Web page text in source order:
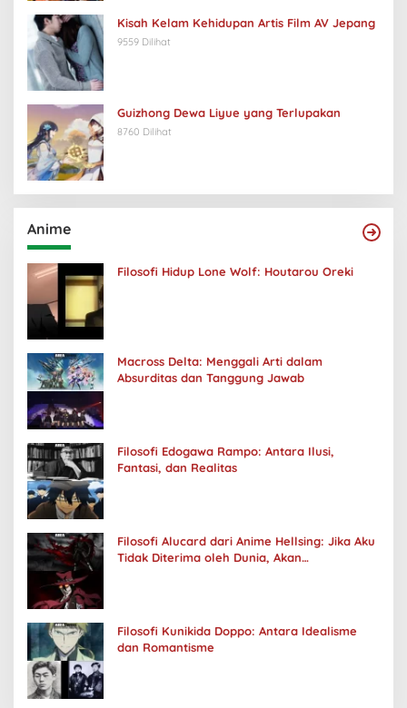
Kisah Kelam Kehidupan Artis Film AV Jepang
9559 Dilihat
Guizhong Dewa Liyue yang Terlupakan
8760 Dilihat
Anime
Filosofi Hidup Lone Wolf: Houtarou Oreki
Macross Delta: Menggali Arti dalam
Absurditas dan Tanggung Jawab
Filosofi Edogawa Rampo: Antara Ilusi,
Fantasi, dan Realitas
Filosofi Alucard dari Anime Hellsing: Jika Aku
Tidak Diterima oleh Dunia, Akan
Filosofi Kunikida Doppo: Antara Idealisme
dan Romantisme